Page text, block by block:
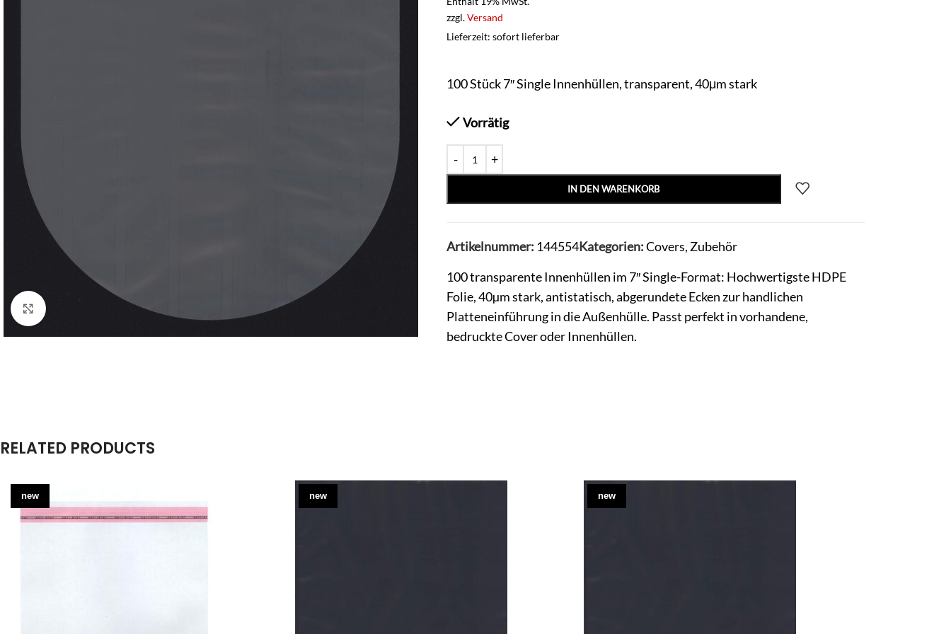
Klick zum Vergrößern
zzgl.Versand
Lieferzeit: sofort lieferbar
100 Stück 7″ Single Innenhüllen, transparent, 40μm stark
Vorrätig
IN DEN WARENKORB
Artikelnummer: 144554Kategorien:Covers, Zubehör
100 transparente Innenhüllen im 7″ Single-Format: Hochwertigste HDPE
Folie, 40µm stark, antistatisch, abgerundete Ecken zur handlichen
Platteneinführung in die Außenhülle. Passt perfekt in vorhandene,
bedruckte Cover oder Innenhüllen.
RELATED PRODUCTS
new new new